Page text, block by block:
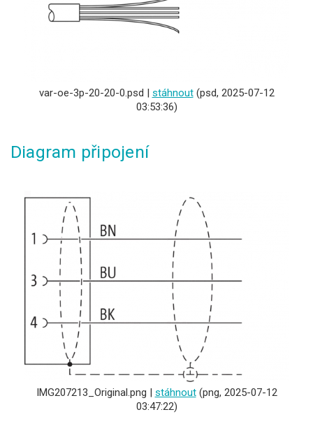
var-oe-3p-20-20-0.psd | stáhnout(psd, 2025-07-12
03:53:36)
Diagram připojení
IMG207213_Original.png | stáhnout(png, 2025-07-12
03:47:22)